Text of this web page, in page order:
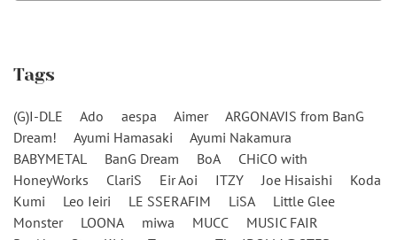
Tags
(G)I-DLE Ado aespa Aimer
ARGONAVIS from BanG
Dream!
Ayumi Hamasaki
Ayumi Nakamura
BABYMETAL
BanG Dream BoA
CHiCO with
HoneyWorks
ClariS Eir Aoi ITZY Joe Hisaishi
Koda
Kumi
Leo Ieiri LE SSERAFIM LiSA
Little Glee
Monster
LOONA miwa MUCC
MUSIC FAIR